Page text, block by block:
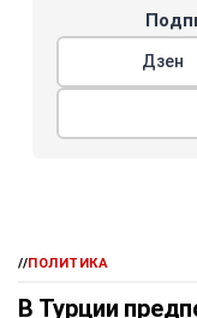
Дзен
//ПОЛИТИКА
В Турции